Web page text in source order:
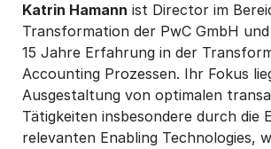
Katrin Hamann ist Director im
Transformation der PwC GmbH
15 Jahre Erfahrung in der
Accounting Prozessen. Ihr Fokus
Ausgestaltung von optimalen
Tätigkeiten insbesondere durch die
relevanten Enabling Technologies,